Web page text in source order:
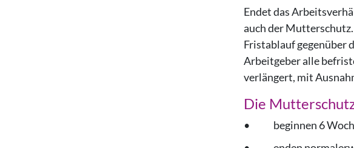
Endet das
auch der
Fristablauf gegenüber
Arbeitgeber alle
verlängert, mit
Die
• beginnen 6